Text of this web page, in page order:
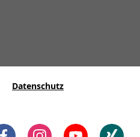
Datenschutz